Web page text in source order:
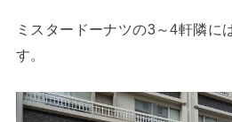
ミスタードーナツの3～4軒隣に
す。